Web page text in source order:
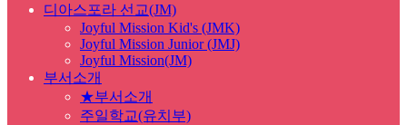
디아스포라 선교(JM)
Joyful Mission Kid's (JMK)
Joyful Mission Junior (JMJ)
Joyful Mission(JM)
부서소개
★부서소개
주일학교(유치부)